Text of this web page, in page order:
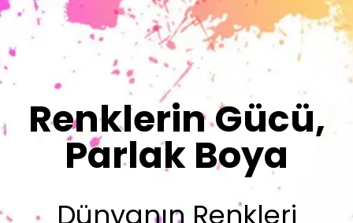
Renklerimiz
Sizin İmzanız
Olsun